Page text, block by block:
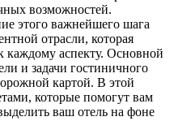
возможностей.
этого важнейшего шага
отрасли, которая
каждому аспекту. Основной
и задачи гостиничного
картой. В этой
которые помогут вам
ваш отель на фоне